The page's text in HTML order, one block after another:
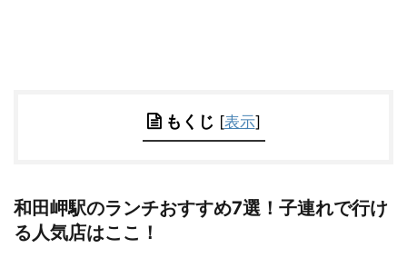
もくじ [表示]
和田岬駅のランチおすすめ7選！子連れで行け
る人気店はここ！